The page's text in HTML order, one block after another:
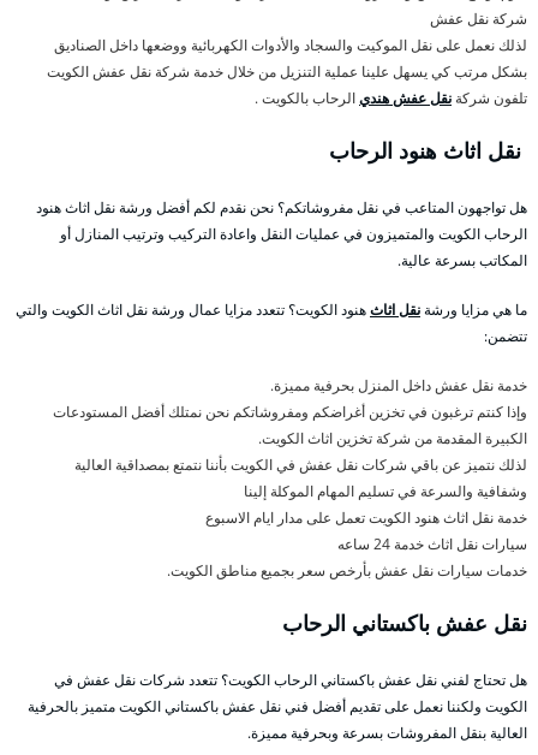
شركة نقل عفش
لذلك نعمل على نقل الموكيت والسجاد والأدوات الكهربائية ووضعها داخل الصناديق
بشكل مرتب كي يسهل علينا عملية التنزيل من خلال خدمة شركة نقل عفش الكويت
تلفون شركة نقل عفش هنديالرحاب بالكويت .
نقل اثاث هنود الرحاب
هل تواجهون المتاعب في نقل مفروشاتكم؟ نحن نقدم لكم أفضل ورشة نقل اثاث هنود
الرحاب الكويت والمتميزون في عمليات النقل واعادة التركيب وترتيب المنازل أو
المكاتب بسرعة عالية.
ما هي مزايا ورشةنقل اثاثهنود الكويت؟ تتعدد مزايا عمال ورشة نقل اثاث الكويت والتي
تتضمن:
خدمة نقل عفش داخل المنزل بحرفية مميزة.
وإذا كنتم ترغبون في تخزين أغراضكم ومفروشاتكم نحن نمتلك أفضل المستودعات
الكبيرة المقدمة من شركة تخزين اثاث الكويت.
لذلك نتميز عن باقي شركات نقل عفش في الكويت بأننا نتمتع بمصداقية العالية
وشفافية والسرعة في تسليم المهام الموكلة إلينا
خدمة نقل اثاث هنود الكويت تعمل على مدار ايام الاسبوع
سيارات نقل اثاث خدمة 24 ساعه
خدمات سيارات نقل عفش بأرخص سعر بجميع مناطق الكويت.
نقل عفش باكستاني الرحاب
هل تحتاج لفني نقل عفش باكستاني الرحاب الكويت؟ تتعدد شركات نقل عفش في
الكويت ولكننا نعمل على تقديم أفضل فني نقل عفش باكستاني الكويت متميز بالحرفية
العالية بنقل المفروشات بسرعة وبحرفية مميزة.